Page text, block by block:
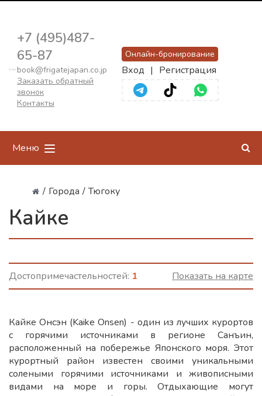
+7 (495)487-
65-87
book@frigatejapan.co.jp
Заказать обратный
звонок
Контакты
Онлайн-бронирование
Вход | Регистрация
Меню
/ Города / Тюгоку
Кайке
Достопримечастельностей: 1 Показать на карте
Кайке Онсэн (Kaike Onsen) - один из лучших курортов
с горячими источниками в регионе Санъин,
расположенный на побережье Японского моря. Этот
курортный район известен своими уникальными
солеными горячими источниками и живописными
видами на море и горы. Отдыхающие могут